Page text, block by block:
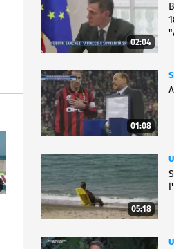
02:04
01:08
05:18